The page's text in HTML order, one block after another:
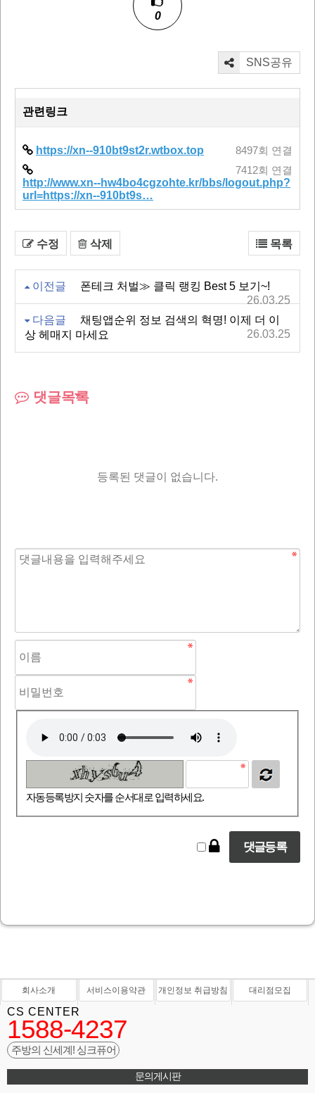
0
SNS공유
관련링크
https://xn--910bt9st2r.wtbox.top 8497회 연결
http://www.xn--hw4bo4cgzohte.kr/bbs/logout.php?
url=https://xn--910bt9s…
7412회 연결
수정 삭제 목록
이전글
폰테크 처벌≫ 클릭 랭킹 Best 5 보기~!
26.03.25
다음글
채팅앱순위 정보 검색의 혁명! 이제 더 이
상 헤매지 마세요
26.03.25
댓글목록
등록된 댓글이 없습니다.
자동등록방지 숫자를 순서대로 입력하세요.
회사소개 서비스이용약관 개인정보 취급방침 대리점모집
CS CENTER
1588-4237
주방의 신세계! 싱크퓨어
문의게시판